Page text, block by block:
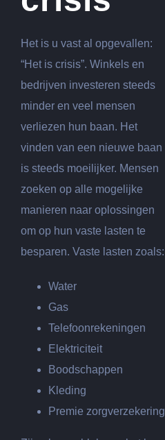
Het is u vast al opgevallen:
“Het is crisis”. Winkels en
bedrijven investeren steeds
minder en veel mensen
verliezen hun baan. Het
vinden van een nieuwe baan
is steeds moeilijker. Mensen
zoeken op alle mogelijke
manieren naar oplossingen
om op hun vaste lasten te
besparen. Vaste lasten zoals:
Water
Gas
Telefoonrekeningen
Elektriciteit
Boodschappen
Kleding
Premie zorgverzekering